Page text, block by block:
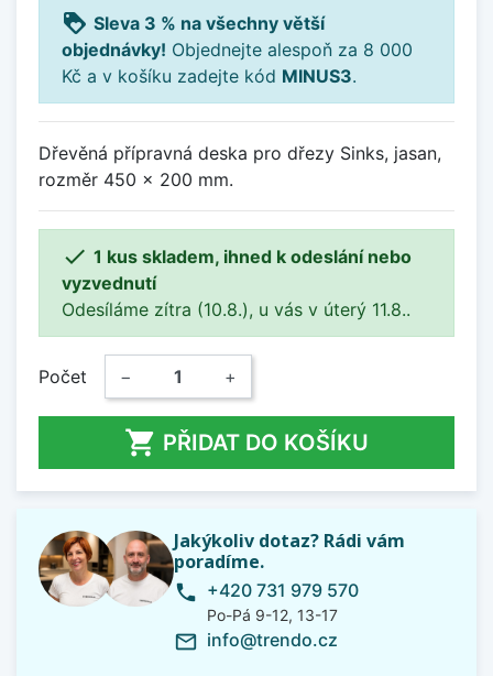
loyalty Sleva 3 % na všechny větší
objednávky! Objednejte alespoň za 8 000
Kč a v košíku zadejte kód MINUS3.
Dřevěná přípravná deska pro dřezy Sinks, jasan,
rozměr 450 x 200 mm.
 1 kus skladem, ihned k odeslání nebo
vyzvednutí
Odesíláme zítra (10.8.), u vás v úterý 11.8..
Počet − +
 PŘIDAT DO KOŠÍKU
Jakýkoliv dotaz? Rádi vám
poradíme.
phone +420 731 979 570
Po-Pá 9-12, 13-17
mail_outline info@trendo.cz